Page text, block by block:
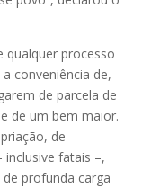
qualquer processo
conveniência de,
de parcela de
de um bem maior.
de
inclusive fatais –,
profunda carga